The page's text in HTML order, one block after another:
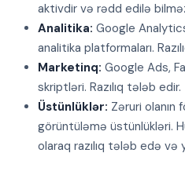
aktivdir və rədd edilə
Analitika: Google
analitika platformaları.
Marketinq: Google Ads,
skriptləri. Razılıq tələb edir.
Üstünlüklər: Zəruri olanın
görüntüləmə üstünlükləri.
olaraq razılıq tələb edə və